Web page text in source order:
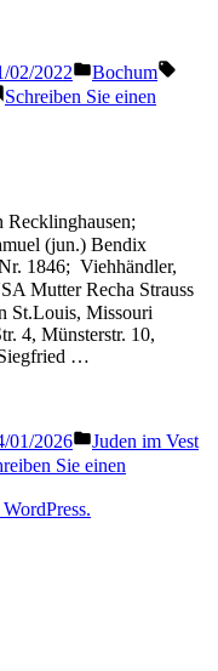
02/2022
Veröffentlicht
in
Bochum
Schreiben Sie einen
(jun.) Bendix
1846; Viehhändler,
Mutter Recha Strauss
St.Louis, Missouri
4, Münsterstr. 10,
…
01/2026
Veröffentlicht
in
Juden im Vest
Sie einen